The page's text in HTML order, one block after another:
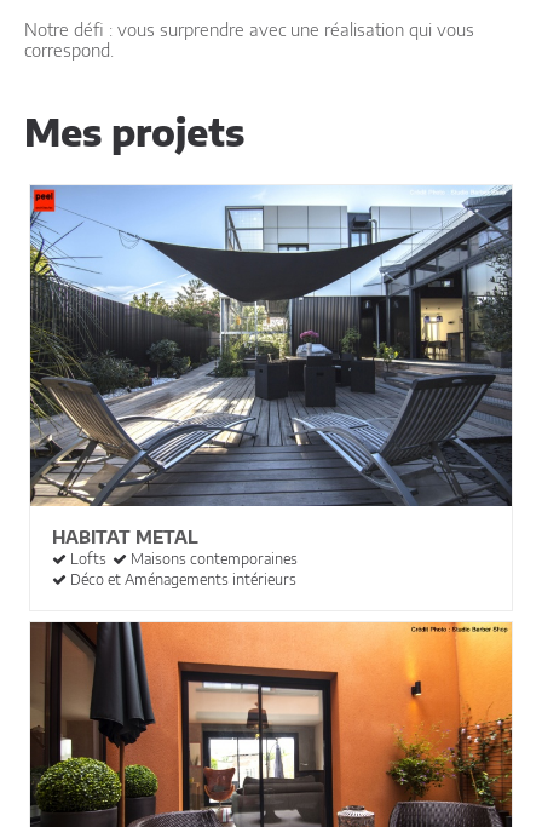
Notre défi : vous surprendre avec une réalisation qui vous
correspond.
Mes projets
HABITAT METAL
Lofts
Maisons contemporaines
Déco et Aménagements intérieurs